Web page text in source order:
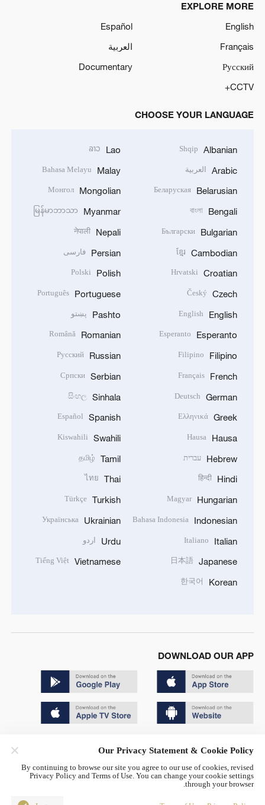
EXPLORE MORE
English
Español
Français
العربية
Русский
Documentary
CCTV+
CHOOSE YOUR LANGUAGE
Albanian
Shqip
Arabic العربية
Belarusian
Беларуская
Bengali
বাংলা
Bulgarian
Български
Cambodian
ខ្មែរ
Croatian
Hrvatski
Czech
Český
English
English
Esperanto
Esperanto
Filipino
Filipino
French
Français
German
Deutsch
Greek
Ελληνικά
Hausa
Hausa
Hebrew עברית
Hindi
हिन्दी
Hungarian
Magyar
Indonesian
Bahasa Indonesia
Italian
Italiano
Japanese
日本語
Korean
한국어
Lao
ລາວ
Malay
Bahasa Melayu
Mongolian
Монгол
Myanmar
မြန်မာဘာသာ
Nepali
नेपाली
Persian فارسی
Polish
Polski
Portuguese
Português
Pashto پښتو
Romanian
Română
Russian
Русский
Serbian
Српски
Sinhala
සිංහල
Spanish
Español
Swahili
Kiswahili
Tamil
தமிழ்
Thai
ไทย
Turkish
Türkçe
Ukrainian
Українська
Urdu اردو
Vietnamese
Tiếng Việt
DOWNLOAD OUR APP
京公网安备 11010502050052号
Disinformation report hotline: 010-85061466
Our Privacy Statement & Cookie Policy
By continuing to browse our site you agree to our use of cookies, revised
Privacy Policy and Terms of Use. You can change your cookie settings
through your browser.